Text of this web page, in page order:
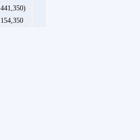
441,350)
154,350